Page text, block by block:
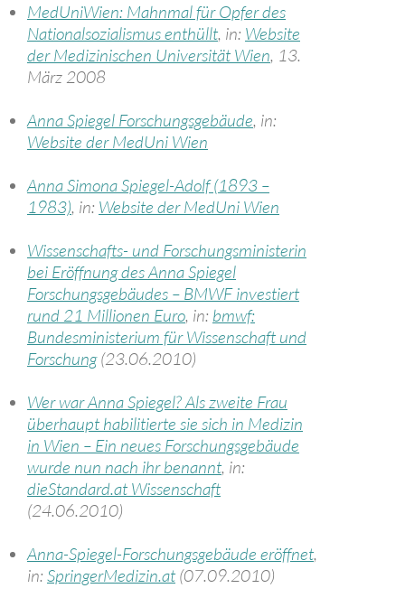
MedUniWien: Mahnmal für Opfer des
Nationalsozialismus enthüllt, in: Website
der Medizinischen Universität Wien, 13.
März 2008
Anna Spiegel Forschungsgebäude, in:
Website der MedUni Wien
Anna Simona Spiegel-Adolf (1893 –
1983), in: Website der MedUni Wien
Wissenschafts- und Forschungsministerin
bei Eröffnung des Anna Spiegel
Forschungsgebäudes – BMWF investiert
rund 21 Millionen Euro, in: bmwf:
Bundesministerium für Wissenschaft und
Forschung(23.06.2010)
Wer war Anna Spiegel? Als zweite Frau
überhaupt habilitierte sie sich in Medizin
in Wien – Ein neues Forschungsgebäude
wurde nun nach ihr benannt, in:
dieStandard.at Wissenschaft
(24.06.2010)
Anna-Spiegel-Forschungsgebäude eröffnet,
in: SpringerMedizin.at(07.09.2010)